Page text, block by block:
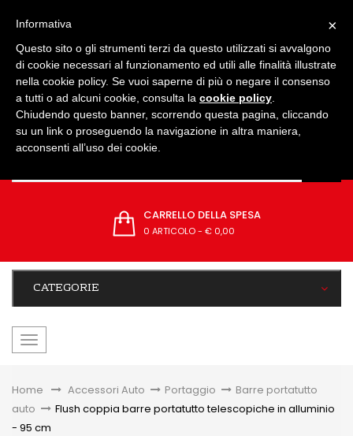
CARRELLO DELLA SPESA
0 ARTICOLO- € 0,00
CATEGORIE
navigazione
Home &gt;Accessori Auto > Portaggio >
Barre portatutto
auto > Flush coppia barre portatutto telescopiche in alluminio
- 95 cm
×
Informativa
Questo sito o gli strumenti terzi da questo utilizzati si avvalgono
di cookie necessari al funzionamento ed utili alle finalità illustrate
nella cookie policy. Se vuoi saperne di più o negare il consenso
a tutti o ad alcuni cookie, consulta la cookie policy
Chiudendo questo banner, scorrendo questa pagina, cliccando
su un link o proseguendo la navigazione in altra maniera,
acconsenti all’uso dei cookie.